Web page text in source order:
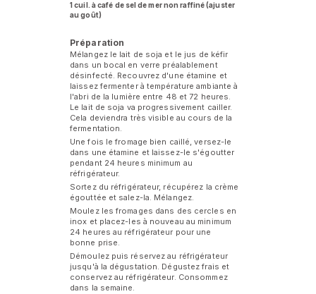
1 cuil. à café de sel de mer non raffiné (ajuster
au goût)
Préparation
Mélangez le lait de soja et le jus de kéfir
dans un bocal en verre préalablement
désinfecté. Recouvrez d'une étamine et
laissez fermenter à température ambiante à
l'abri de la lumière entre 48 et 72 heures.
Le lait de soja va progressivement cailler.
Cela deviendra très visible au cours de la
fermentation.
Une fois le fromage bien caillé, versez-le
dans une étamine et laissez-le s'égoutter
pendant 24 heures minimum au
réfrigérateur.
Sortez du réfrigérateur, récupérez la crème
égouttée et salez-la. Mélangez.
Moulez les fromages dans des cercles en
inox et placez-les à nouveau au minimum
24 heures au réfrigérateur pour une
bonne prise.
Démoulez puis réservez au réfrigérateur
jusqu'à la dégustation. Dégustez frais et
conservez au réfrigérateur. Consommez
dans la semaine.